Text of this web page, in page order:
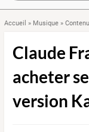
Accueil » Musique »
Claude
acheter
version